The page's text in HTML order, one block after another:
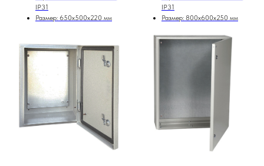
IP31
Размер: 650х500х220 мм
IP31
Размер: 800х600х250 мм